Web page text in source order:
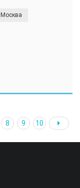
Москва
8 9 10